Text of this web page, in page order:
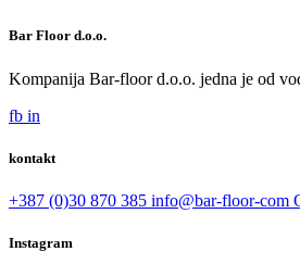
Bar Floor d.o.o.
Kompanija Bar-floor d.o.o. jedna je od
fb in
kontakt
+387 (0)30 870 385 info@bar-floor-com
Instagram